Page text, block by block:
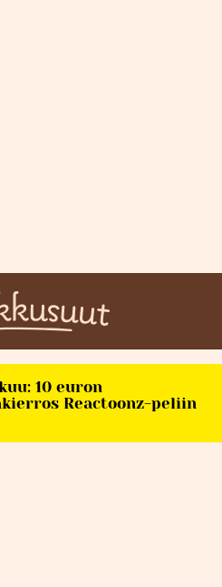
10 euron
Reactoonz-peliin